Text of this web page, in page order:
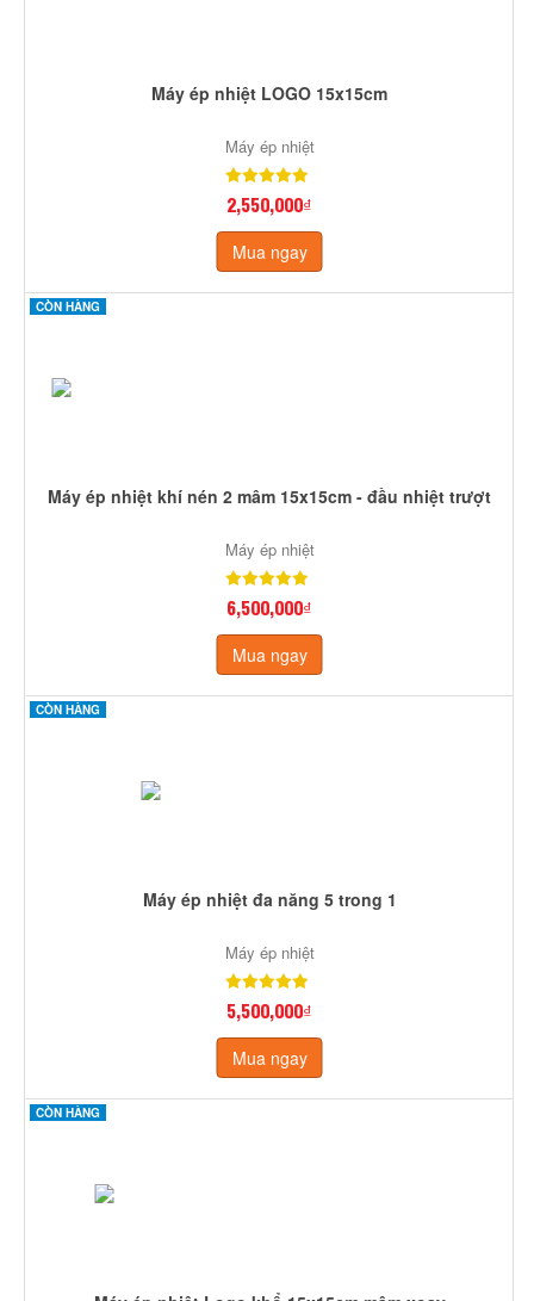
Máy ép nhiệt LOGO 15x15cm
Máy ép nhiệt
2,550,000₫
Mua ngay
CÒN HÀNG
Máy ép nhiệt khí nén 2 mâm 15x15cm - đầu nhiệt trượt
Máy ép nhiệt
6,500,000₫
Mua ngay
CÒN HÀNG
Máy ép nhiệt đa năng 5 trong 1
Máy ép nhiệt
5,500,000₫
Mua ngay
CÒN HÀNG